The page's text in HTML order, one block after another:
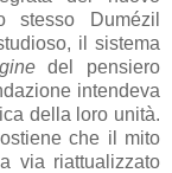
Dumézil
il sistema
del pensiero
intendeva
della loro unità.
che il mito
via riattualizzato